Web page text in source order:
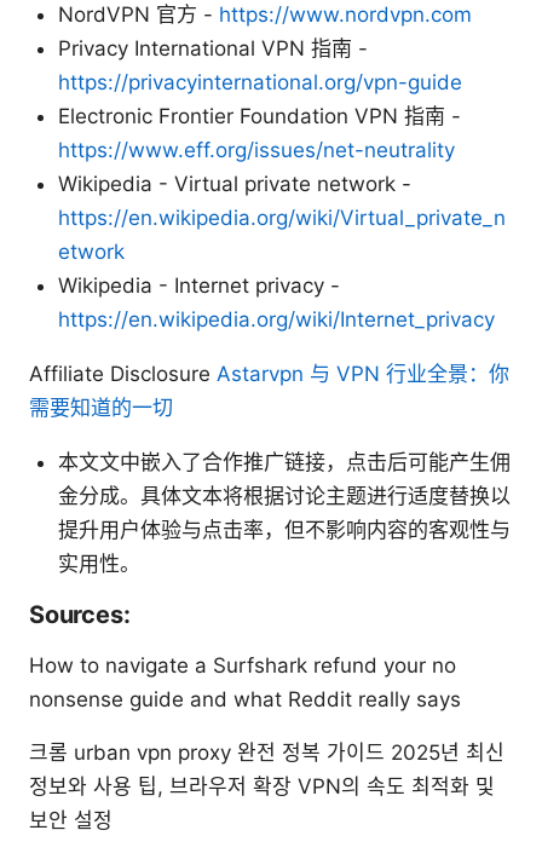
NordVPN 官方 - https://www.nordvpn.com
Privacy International VPN 指南 -
https://privacyinternational.org/vpn-guide
Electronic Frontier Foundation VPN 指南 -
https://www.eff.org/issues/net-neutrality
Wikipedia - Virtual private network -
https://en.wikipedia.org/wiki/Virtual_private_n
etwork
Wikipedia - Internet privacy -
https://en.wikipedia.org/wiki/Internet_privacy
Affiliate Disclosure Astarvpn 与 VPN 行业全景：你
需要知道的一切
本文文中嵌入了合作推广链接，点击后可能产生佣
金分成。具体文本将根据讨论主题进行适度替换以
提升用户体验与点击率，但不影响内容的客观性与
实用性。
Sources:
How to navigate a Surfshark refund your no
nonsense guide and what Reddit really says
크롬 urban vpn proxy 완전 정복 가이드 2025년 최신
정보와 사용 팁, 브라우저 확장 VPN의 속도 최적화 및
보안 설정